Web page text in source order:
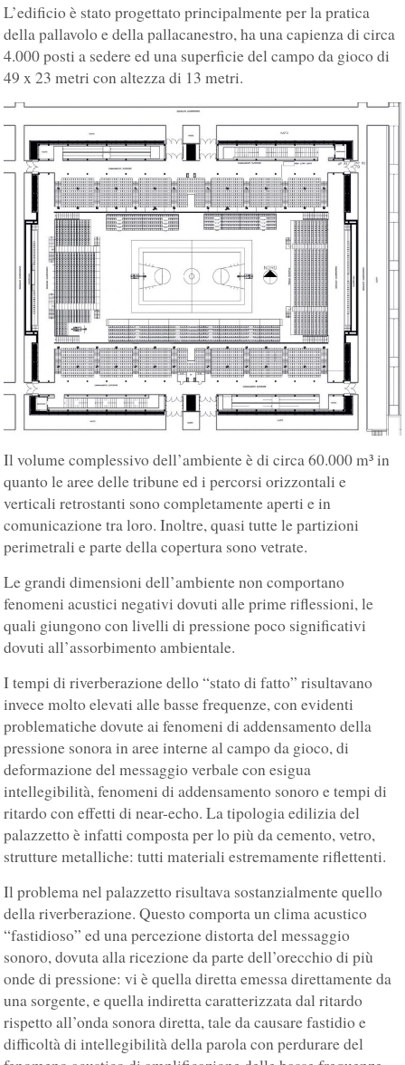
L’edificio è stato progettato principalmente per la pratica
della pallavolo e della pallacanestro, ha una capienza di circa
4.000 posti a sedere ed una superficie del campo da gioco di
49 x 23 metri con altezza di 13 metri.
Il volume complessivo dell’ambiente è di circa 60.000 m³ in
quanto le aree delle tribune ed i percorsi orizzontali e
verticali retrostanti sono completamente aperti e in
comunicazione tra loro. Inoltre, quasi tutte le partizioni
perimetrali e parte della copertura sono vetrate.
Le grandi dimensioni dell’ambiente non comportano
fenomeni acustici negativi dovuti alle prime riflessioni, le
quali giungono con livelli di pressione poco significativi
dovuti all’assorbimento ambientale.
I tempi di riverberazione dello “stato di fatto” risultavano
invece molto elevati alle basse frequenze, con evidenti
problematiche dovute ai fenomeni di addensamento della
pressione sonora in aree interne al campo da gioco, di
deformazione del messaggio verbale con esigua
intellegibilità, fenomeni di addensamento sonoro e tempi di
ritardo con effetti di near-echo. La tipologia edilizia del
palazzetto è infatti composta per lo più da cemento, vetro,
strutture metalliche: tutti materiali estremamente riflettenti.
Il problema nel palazzetto risultava sostanzialmente quello
della riverberazione. Questo comporta un clima acustico
“fastidioso” ed una percezione distorta del messaggio
sonoro, dovuta alla ricezione da parte dell’orecchio di più
onde di pressione: vi è quella diretta emessa direttamente da
una sorgente, e quella indiretta caratterizzata dal ritardo
rispetto all’onda sonora diretta, tale da causare fastidio e
difficoltà di intellegibilità della parola con perdurare del